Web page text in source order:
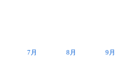
7月 8月 9月